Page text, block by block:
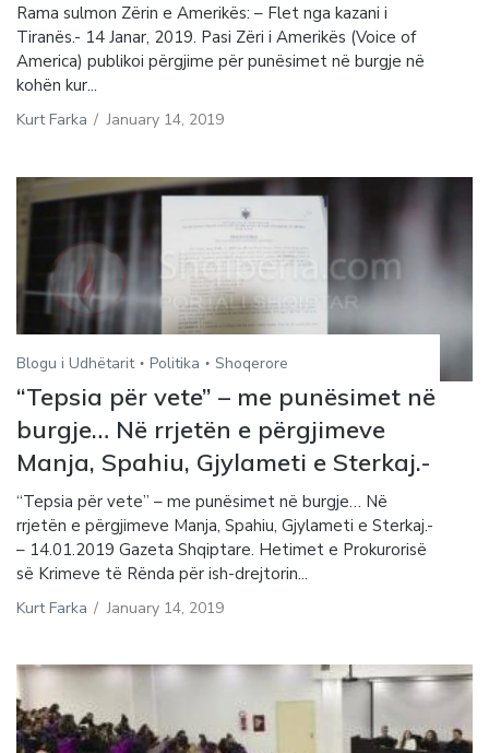
Rama sulmon Zërin e Amerikës: – Flet nga kazani i
Tiranës.- 14 Janar, 2019. Pasi Zëri i Amerikës (Voice of
America) publikoi përgjime për punësimet në burgje në
kohën kur...
Kurt Farka / January 14, 2019
Blogu i Udhëtarit Politika Shoqerore
“Tepsia për vete” – me punësimet në
burgje… Në rrjetën e përgjimeve
Manja, Spahiu, Gjylameti e Sterkaj.-
“Tepsia për vete” – me punësimet në burgje… Në
rrjetën e përgjimeve Manja, Spahiu, Gjylameti e Sterkaj.-
– 14.01.2019 Gazeta Shqiptare. Hetimet e Prokurorisë
së Krimeve të Rënda për ish-drejtorin...
Kurt Farka / January 14, 2019